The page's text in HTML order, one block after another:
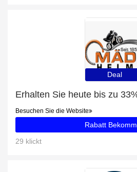
Deal
Erhalten Sie heute bis zu
Besuchen Sie die Website
Rabatt
29 klickt